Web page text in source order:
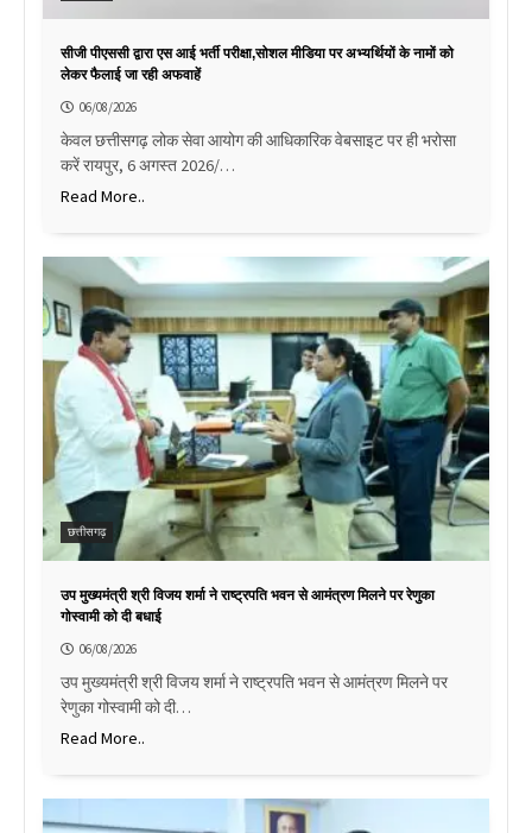
सीजी पीएससी द्वारा एस आई भर्ती परीक्षा,सोशल मीडिया पर अभ्यर्थियों के नामों को
लेकर फैलाई जा रही अफवाहें
06/08/2026
केवल छत्तीसगढ़ लोक सेवा आयोग की आधिकारिक वेबसाइट पर ही भरोसा
करें रायपुर, 6 अगस्त 2026/…
Read More..
छत्तीसगढ़
उप मुख्यमंत्री श्री विजय शर्मा ने राष्ट्रपति भवन से आमंत्रण मिलने पर रेणुका
गोस्वामी को दी बधाई
06/08/2026
उप मुख्यमंत्री श्री विजय शर्मा ने राष्ट्रपति भवन से आमंत्रण मिलने पर
रेणुका गोस्वामी को दी…
Read More..